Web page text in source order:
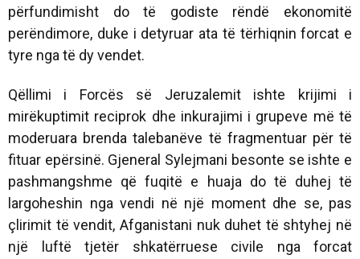
përfundimisht do të godiste rëndë ekonomitë
perëndimore, duke i detyruar ata të tërhiqnin forcat e
tyre nga të dy vendet.
Qëllimi i Forcës së Jeruzalemit ishte krijimi i
mirëkuptimit reciprok dhe inkurajimi i grupeve më të
moderuara brenda talebanëve të fragmentuar për të
fituar epërsinë. Gjeneral Sylejmani besonte se ishte e
pashmangshme që fuqitë e huaja do të duhej të
largoheshin nga vendi në një moment dhe se, pas
çlirimit të vendit, Afganistani nuk duhet të shtyhej në
një luftë tjetër shkatërruese civile nga forcat